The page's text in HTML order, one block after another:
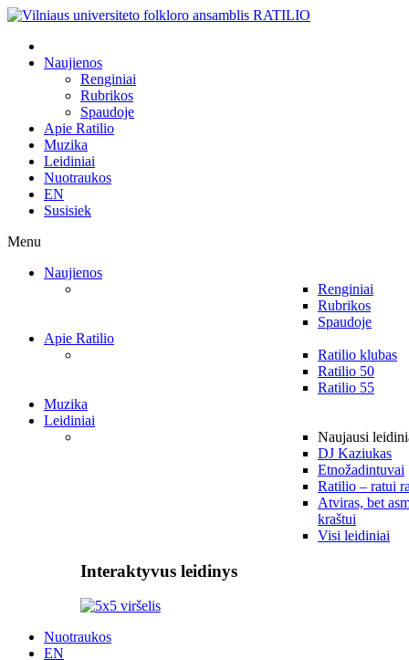
Naujienos
Renginiai
Rubrikos
Spaudoje
Apie Ratilio
Muzika
Leidiniai
Nuotraukos
EN
Susisiek
Menu
Naujienos
Renginiai
Rubrikos
Spaudoje
Apie Ratilio
Ratilio klubas
Ratilio 50
Ratilio 55
Muzika
Leidiniai
Naujausi
DJ Kaziukas
Etnožadintuvai
Ratilio – ratui
Atviras, bet
kraštui
Visi leidiniai
Interaktyvus leidinys
Nuotraukos
EN